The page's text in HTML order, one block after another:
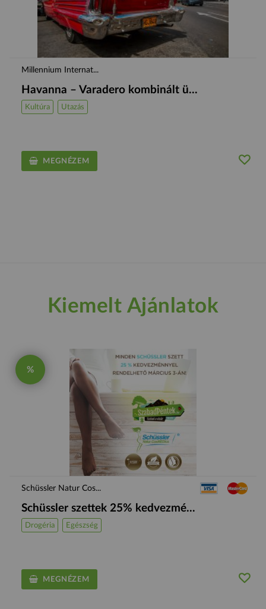
Millennium Internat...
Havanna – Varadero kombinált ü...
Kultúra Utazás
MEGNÉZEM
Kiemelt Ajánlatok
%
Schüssler Natur Cos...
Schüssler szettek 25% kedvezmé...
Drogéria Egészség
MEGNÉZEM